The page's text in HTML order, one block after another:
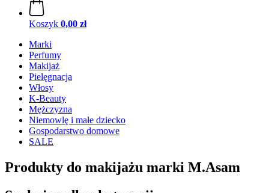
Koszyk 0,00 zł
Marki
Perfumy
Makijaż
Pielęgnacja
Włosy
K-Beauty
Mężczyzna
Niemowlę i małe dziecko
Gospodarstwo domowe
SALE
Produkty do makijażu marki M.Asam